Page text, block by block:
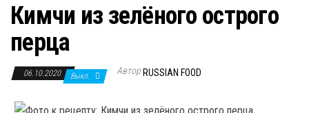
Кимчи из зелёного острого
перца
06.10.2020 Выкл. Автор RUSSIAN FOOD